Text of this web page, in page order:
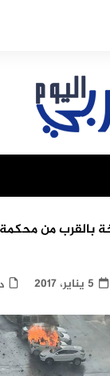
بالقرب من
5 يناير، 2017